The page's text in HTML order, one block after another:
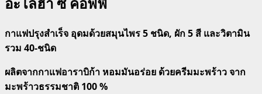
อะโลฮ่า ซี คอฟฟี่
กาแฟปรุงสำเร็จ อุดมด้วยสมุนไพร 5 ชนิด, ผัก 5 สี และวิตามิน
รวม 40-ชนิด
ผลิตจากกาแฟอาราบิก้า หอมมันอร่อย ด้วยครีมมะพร้าว จาก
มะพร้าวธรรมชาติ 100 %